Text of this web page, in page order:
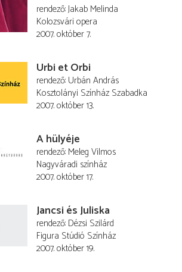
rendező Jakab Melinda
Kolozsvári opera
2007. október 7.
Urbi et Orbi
rendező Urbán András
Kosztolányi Színház Szabadka
2007. október 13.
A hülyéje
rendező Meleg Vilmos
Nagyváradi színház
2007. október 17.
Jancsi és Juliska
rendező Dézsi Szilárd
Figura Stúdió Színház
2007. október 19.